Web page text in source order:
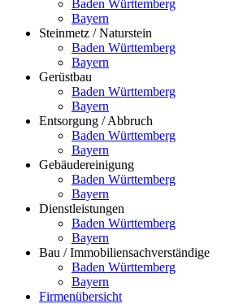
Baden Württemberg
Bayern
Steinmetz / Naturstein
Baden Württemberg
Bayern
Gerüstbau
Baden Württemberg
Bayern
Entsorgung / Abbruch
Baden Württemberg
Bayern
Gebäudereinigung
Baden Württemberg
Bayern
Dienstleistungen
Baden Württemberg
Bayern
Bau / Immobiliensachverständige
Baden Württemberg
Bayern
Firmenübersicht